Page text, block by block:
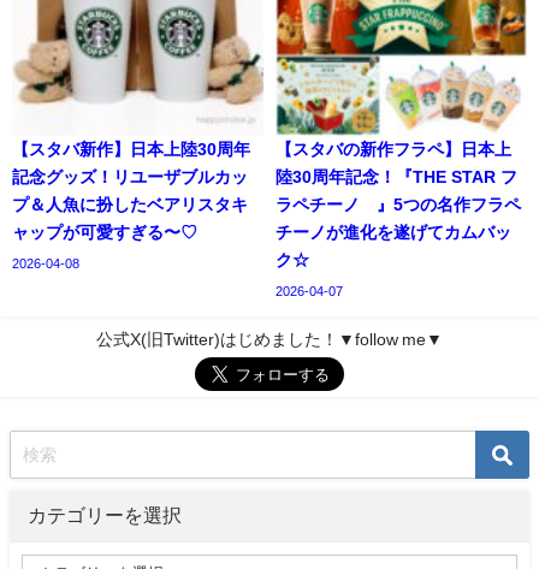
【スタバ新作】日本上陸30周年
記念グッズ！リユーザブルカッ
プ＆人魚に扮したベアリスタキ
ャップが可愛すぎる〜♡
2026-04-08
【スタバの新作フラペ】日本上
陸30周年記念！『THE STAR フ
ラペチーノ®』5つの名作フラペ
チーノが進化を遂げてカムバッ
ク☆
2026-04-07
公式X(旧Twitter)はじめました！▼follow me▼
カテゴリーを選択